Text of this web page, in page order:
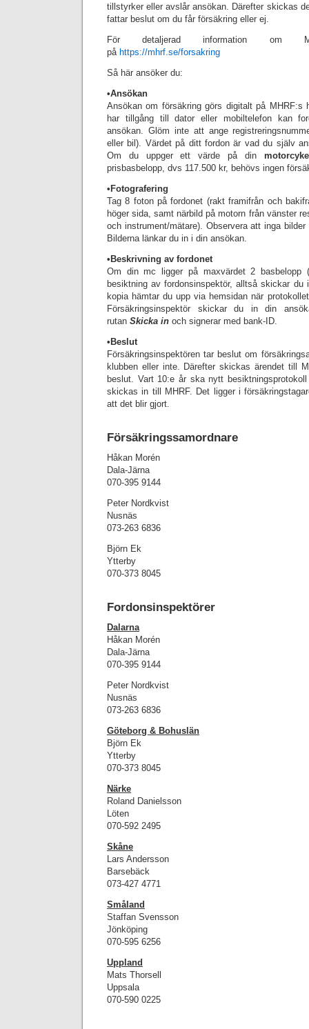
tillstyrker eller avslår ansökan. Därefter skickas
fattar beslut om du får försäkring eller ej.
För detaljerad information om
på https://mhrf.se/forsakring
Så här ansöker du:
•Ansökan
Ansökan om försäkring görs digitalt på MHRF:s
har tillgång till dator eller mobiltelefon kan
ansökan. Glöm inte att ange
eller bil). Värdet på ditt fordon är vad du själv
Om du uppger ett värde på din
prisbasbelopp, dvs 117.500 kr, behövs ingen
•Fotografering
Tag 8 foton på fordonet (rakt framifrån och
höger sida, samt närbild på motorn från vänster
och instrument/mätare). Observera att inga
Bilderna länkar du in i din ansökan.
• Beskrivning av fordonet
Om din mc ligger på maxvärdet 2 basbelopp
besiktning av fordonsinspektör, alltså skickar du
kopia hämtar du upp via hemsidan när
Försäkringsinspektör skickar du in din
rutan Skicka in och signerar med bank-ID.
•Beslut
Försäkringsinspektören tar beslut om
klubben eller inte. Därefter skickas ärendet till
beslut. Vart 10:e år ska nytt
skickas in till MHRF. Det ligger i
att det blir gjort.
Försäkringssamordnare
Håkan Morén
Dala-Järna
070-395 9144
Peter Nordkvist
Nusnäs
073-263 6836
Björn Ek
Ytterby
070-373 8045
Fordonsinspektörer
Dalarna
Håkan Morén
Dala-Järna
070-395 9144
Peter Nordkvist
Nusnäs
073-263 6836
Göteborg & Bohuslän
Björn Ek
Ytterby
070-373 8045
Närke
Roland Danielsson
Löten
070-592 2495
Skåne
Lars Andersson
Barsebäck
073-427 4771
Småland
Staffan Svensson
Jönköping
070-595 6256
Uppland
Mats Thorsell
Uppsala
070-590 0225